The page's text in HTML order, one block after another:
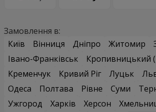
Замовлення в:
Київ
Вінниця Дніпро Житомир
Івано-Франківськ
Кропивницький
Кременчук
Кривий Ріг Луцьк
Одеса
Полтава Рівне Суми
Ужгород
Харків Херсон